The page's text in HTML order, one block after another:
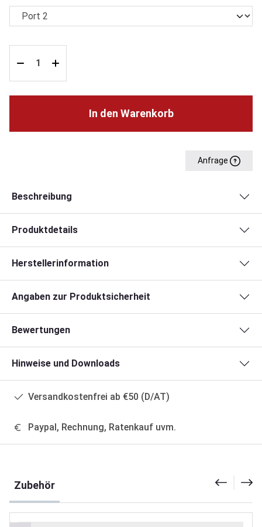
In den Warenkorb
Anfrage
Beschreibung
Produktdetails
Herstellerinformation
Angaben zur Produktsicherheit
Bewertungen
Hinweise und Downloads
Versandkostenfrei ab €50 (D/AT)
Paypal, Rechnung, Ratenkauf uvm.
Zubehör